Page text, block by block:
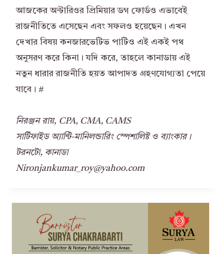
আজকের অন্টারিওর প্রিমিয়ার ডগ ফোর্ডও এভাবেই
রাজনীতিতে এসেছেন এবং সফলও হয়েছেন। এখন
দেখার বিষয় কনজারভেটিভ পার্টিও এই একই পথ
অনুসরণ করে কিনা। যদি করে, তাহলে কানাডায় এই
নতুন ধারার রাজনীতি হয়ত আপাদত গ্রহণযোগ্যতা পেয়ে
যাবে। #
নিরঞ্জন রায়, CPA, CMA, CAMS
সার্টিফাইড অ্যান্টি-মানিলন্ডারিং স্পেশালিষ্ট ও ব্যাংকার।
টরনটো, কানাডা
Nironjankumar_roy@yahoo.com